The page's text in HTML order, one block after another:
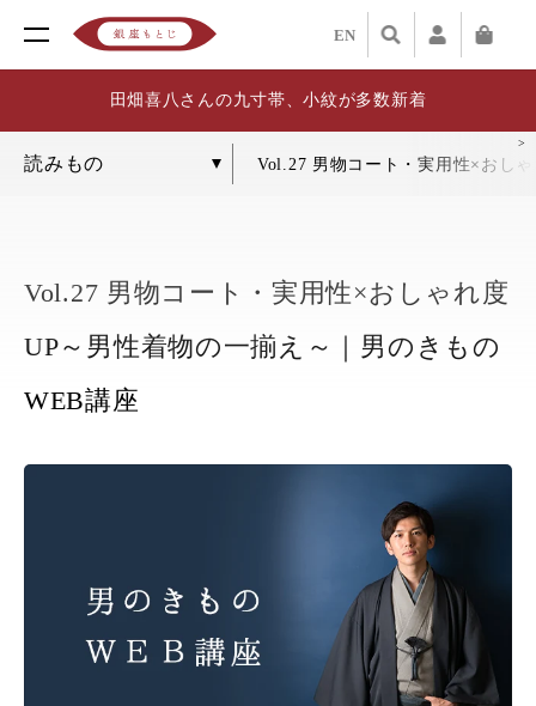
EN
田畑喜八さんの九寸帯、小紋が多数新着
Vol.27 男物コート・実用性×おし
Vol.27 男物コート・実用性×おしゃれ度
UP～男性着物の一揃え～｜男のきもの
WEB講座